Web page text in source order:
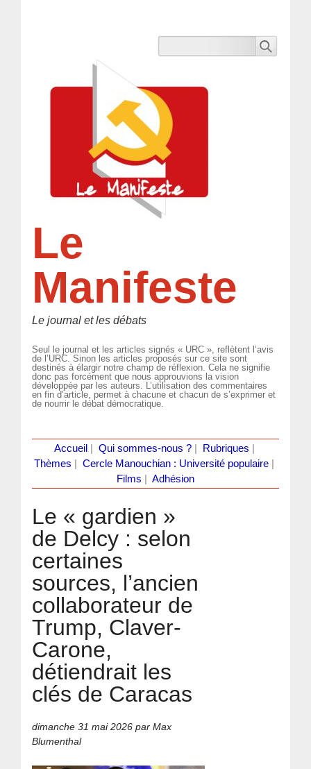
Le
Manifeste
Le journal et les débats
Seul le journal et les articles signés « URC », reflètent l’avis
de l’URC. Sinon les articles proposés sur ce site sont
destinés à élargir notre champ de réflexion. Cela ne signifie
donc pas forcément que nous approuvions la vision
développée par les auteurs. L’utilisation des commentaires
en fin d’article, permet à chacune et chacun de s’exprimer et
de nourrir le débat démocratique.
Accueil Qui sommes-nous ?| Rubriques
Thèmes
Cercle Manouchian : Université populaire
Films
Adhésion
Le « gardien »
de Delcy : selon
certaines
sources, l’ancien
collaborateur de
Trump, Claver-
Carone,
détiendrait les
clés de Caracas
dimanche 31 mai 2026 par Max
Blumenthal